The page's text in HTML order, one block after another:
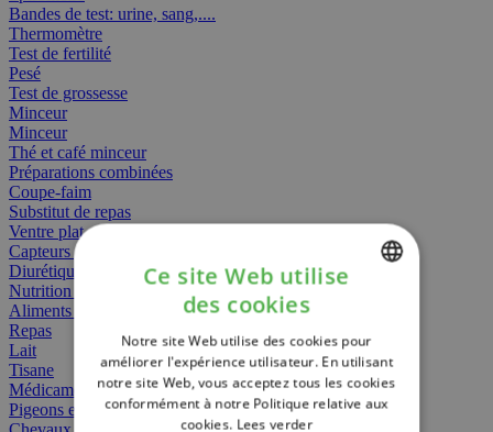
Bandes de test: urine, sang,....
Thermomètre
Test de fertilité
Pesé
Test de grossesse
Minceur
Minceur
Thé et café minceur
Préparations combinées
Coupe-faim
Substitut de repas
Ventre plat
Capteurs gras
Diurétiques
Nutrition spécifique
Aliments Bébé
Repas
Lait
Tisane
Médicament
Pigeons et oiseaux
FRENCH
ENGLISH
Ce site Web utilise
des cookies
Notre site Web utilise des cookies pour
améliorer l'expérience utilisateur. En utilisant
notre site Web, vous acceptez tous les cookies
conformément à notre Politique relative aux
cookies. Lees verder